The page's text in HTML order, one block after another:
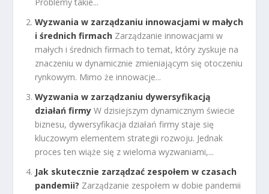
Problemy takie...
Wyzwania w zarządzaniu innowacjami w małych
i średnich firmach Zarządzanie innowacjami w
małych i średnich firmach to temat, który zyskuje na
znaczeniu w dynamicznie zmieniającym się otoczeniu
rynkowym. Mimo że innowacje...
Wyzwania w zarządzaniu dywersyfikacją
działań firmy W dzisiejszym dynamicznym świecie
biznesu, dywersyfikacja działań firmy staje się
kluczowym elementem strategii rozwoju. Jednak
proces ten wiąże się z wieloma wyzwaniami,...
Jak skutecznie zarządzać zespołem w czasach
pandemii? Zarządzanie zespołem w dobie pandemii